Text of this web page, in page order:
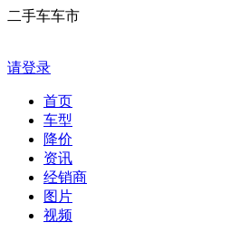
二手车车市
请登录
首页
车型
降价
资讯
经销商
图片
视频